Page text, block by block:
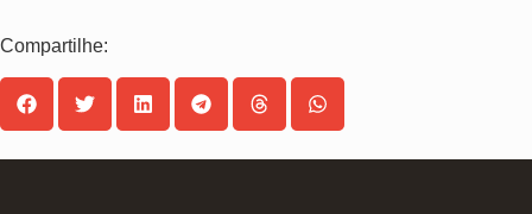
Compartilhe: